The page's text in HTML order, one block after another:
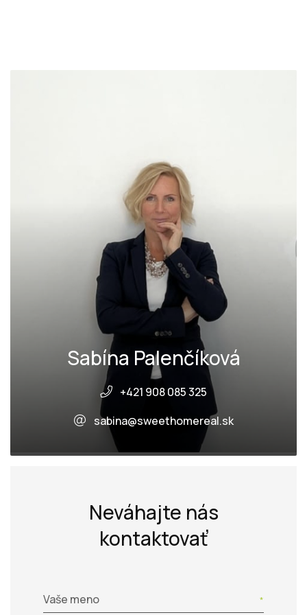
Sabína Palenčíková
+421 908 085 325
sabina@sweethomereal.sk
Neváhajte nás
kontaktovať
Vaše meno